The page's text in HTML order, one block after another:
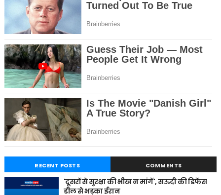
RECENT POSTS COMMENTS
'दूसरों से सुरक्षा की भीख न मांगें', सऊदी की डिफेंस
डील से भड़का ईरान